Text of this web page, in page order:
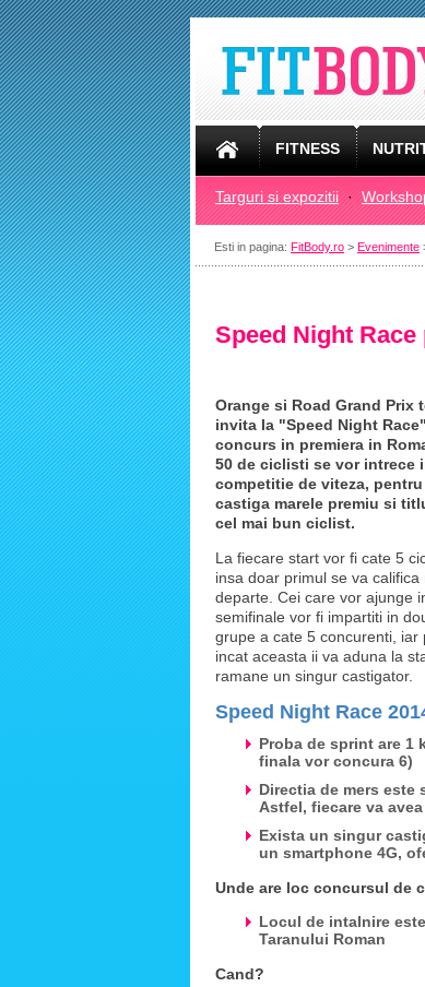
FITNESS
Targuri si expozitii ·
Esti in pagina: FitBody.ro > Evenimente
Speed Night
Orange si Road Grand Prix
invita la "Speed Night
concurs in premiera in
50 de ciclisti se vor intrece
competitie de viteza, pentru
castiga marele premiu si
cel mai bun ciclist.
La fiecare start vor fi cate 5
insa doar primul se va califica
departe. Cei care vor ajunge
semifinale vor fi impartiti in
grupe a cate 5 concurenti, iar
incat aceasta ii va aduna la
ramane un singur castigator.
Speed Night Race
Proba de sprint are 1
finala vor concura 6)
Directia de mers
Astfel, fiecare va
Exista un singur
un smartphone 4G,
Unde are loc concursul de
Locul de intalnire
Taranului Roman
Cand?